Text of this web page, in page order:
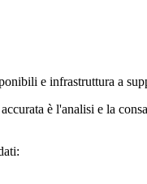
e infrastruttura a
è l'analisi e la